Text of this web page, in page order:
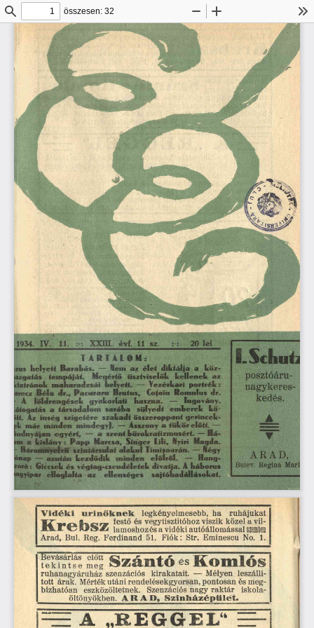
Keresés
összesen: 32
Kicsinyítés
1934. IV. 11. XXIII, évf. il sz. : : 20 lei
TARTALOM:
helyett
Barabás. — Nem az élei diktálja a
köz-
lazgatás
tempóját. Megértő tisztviselők kellenek
az
ktatrónok maharadzsái helyett. — Vezérkari
portrék:
arecz
Béla dr., Pacuraru Brutus, €ofo'u Romulus dr.
-
A földrengések gyakorlati haszna. —
Ingovány.
.átogatás a társadalom sarába sülyedt emberek
kö-
»tt.
Az ínség szigetére szakadt összeroppant gerincek-
ek
már minden mindegy). — Asszony a tükör előtt. —
indnyájan egyért, — a szent bürokratizmusért. — Há-
im a kislány: Papp Harcsa, Singer Lili, Nyíri
Hagda.
-
Háromnyelvű színtársulat alakul Timișoarân. —
Négy
ónap — azután kezdődik minden elölről. —
Hang-
zoró : Giccsek és végtag-csendéletek divatja. A
háborús
nagyipar
elfoglalta az ellenséges sajtőhadállásokat.
I-Scliuh
posztóáru-
nagykeres-
kedés.
ARAD,
Bulev. Regina Mari
Vidéki urinőknek legkényelmesebb, ha
ruhájukat
festő
vegytisztitóhoz viszik közel a vil-
lamoshozésa vidékiautóállomással szemben
Arad, Bul. Reg. Ferdinand 51. Fiók: Str. Eminescu No. 1.
me? Szántó «s Komlós
ruhanagyáruház szenzációs kirakatait. — Mélyen leszállí
tott árak. Mértékutánirendelésekgyorsan, pontosan és meg
bízhatóan
eszközöltetnek. Szenzációs nagy raktár
iskola-
öltönyökben. ARAD, Színházépület.
= A „REGGEL' H-